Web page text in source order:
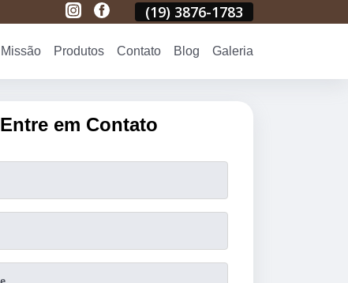
3876-1783 (19) 3876-1783
Missão Produtos Contato Blog Galeria
Entre em Contato